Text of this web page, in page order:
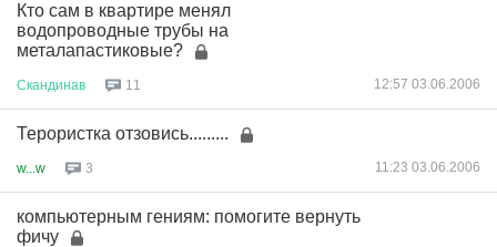
Кто сам в квартире менял
водопроводные трубы на
металапастиковые?
Скандинав 11 12:57 03.06.2006
Терористка отзовись.........
w...w 3 11:23 03.06.2006
компьютерным гениям: помогите вернуть
фичу